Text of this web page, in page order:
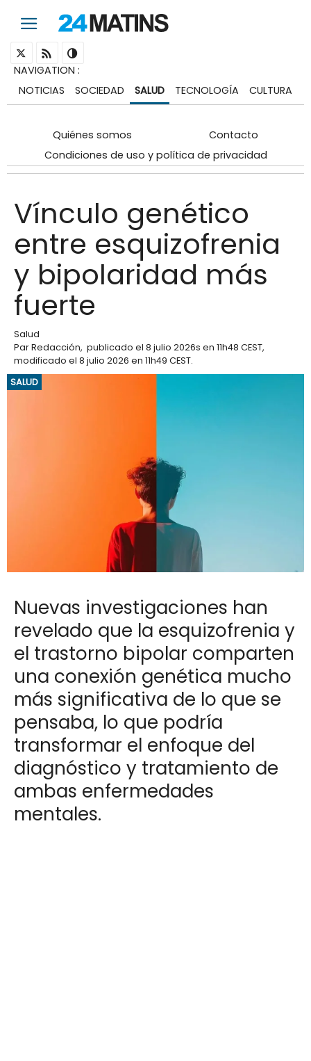
NAVIGATION :
NOTICIAS
SOCIEDAD SALUD TECNOLOGÍA CULTURA
Quiénes somos
Contacto
Condiciones de uso y política de privacidad
Vínculo genético
entre esquizofrenia
y bipolaridad más
fuerte
Salud
ParRedacción, publicado el 8 julio 2026s en 11h48 CEST,
modificado el 8 julio 2026 en 11h49 CEST.
SALUD
Nuevas investigaciones han
revelado que la esquizofrenia y
el trastorno bipolar comparten
una conexión genética mucho
más significativa de lo que se
pensaba, lo que podría
transformar el enfoque del
diagnóstico y tratamiento de
ambas enfermedades
mentales.